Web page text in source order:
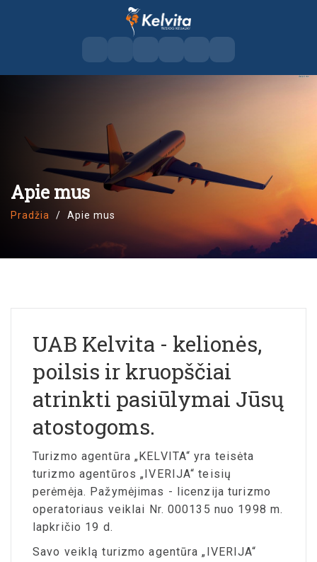
Apie mus
Pradžia Apie mus
UAB Kelvita - kelionės,
poilsis ir kruopščiai
atrinkti pasiūlymai Jūsų
atostogoms.
Turizmo agentūra „KELVITA“ yra teisėta
turizmo agentūros „IVERIJA“ teisių
perėmėja. Pažymėjimas - licenzija turizmo
operatoriaus veiklai Nr. 000135 nuo 1998 m.
lapkričio 19 d.
Savo veiklą turizmo agentūra „IVERIJA“